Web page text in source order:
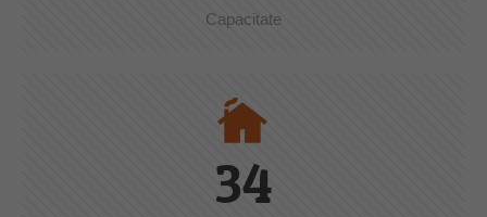
Capacitate
cottage
34